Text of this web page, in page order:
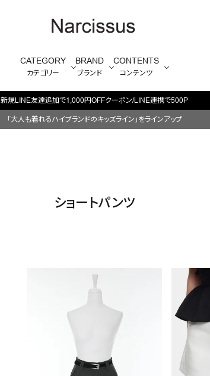
CATEGORY
カテゴリー
BRAND
ブランド
CONTENTS
コンテンツ
新規LINE友達追加で1,000円OFFクーポン/LINE連携で500P
「大人も着れるハイブランドのキッズライン」をラインアップ
ショートパンツ